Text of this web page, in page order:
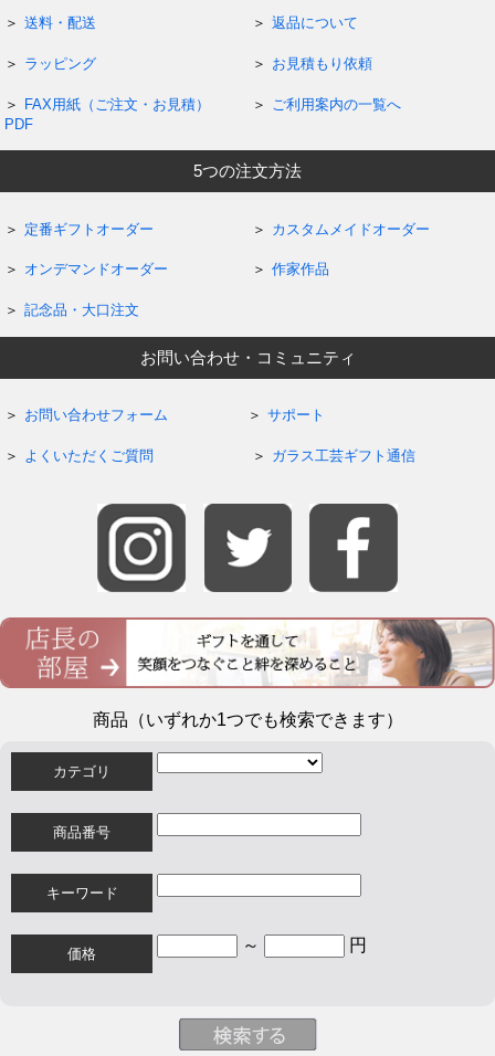
送料・配送 返品について
ラッピング お見積もり依頼
FAX用紙（ご注文・お見積）
PDF
ご利用案内の一覧へ
5つの注文方法
定番ギフトオーダー カスタムメイドオーダー
オンデマンドオーダー 作家作品
記念品・大口注文
お問い合わせ・コミュニティ
お問い合わせフォーム サポート
よくいただくご質問 ガラス工芸ギフト通信
商品（いずれか1つでも検索できます）
カテゴリ
商品番号
キーワード
価格 ～ 円